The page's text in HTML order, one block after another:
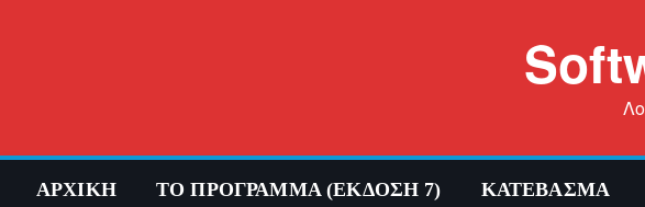
ΑΡΧΙΚΗ ΤΟ ΠΡΟΓΡΑΜΜΑ (ΕΚΔΟΣΗ 7) ΚΑΤΕΒΑΣΜΑ